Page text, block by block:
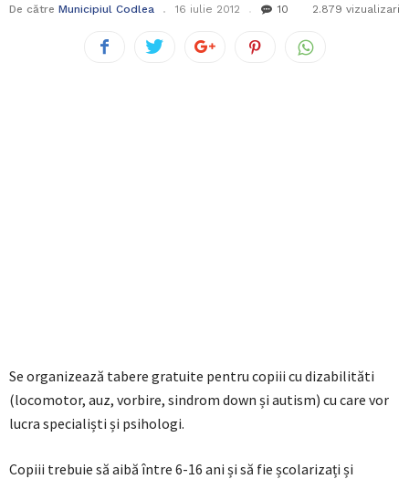
De către Municipiul Codlea 16 iulie 2012 10 2.879 vizualizari
Se organizează tabere gratuite pentru copiii cu dizabilităti
(locomotor, auz, vorbire, sindrom down și autism) cu care vor
lucra specialiști și psihologi.
Copiii trebuie să aibă între 6-16 ani și să fie școlarizați și